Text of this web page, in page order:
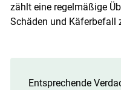
zählt eine regelmäßige
Schäden und Käferbefall
Entsprechende